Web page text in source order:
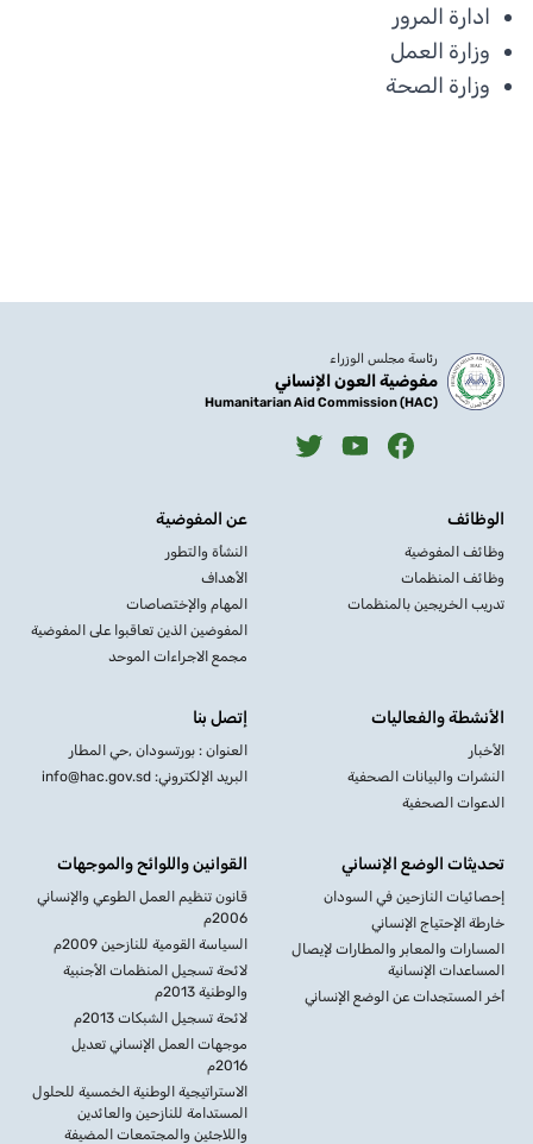
ادارة المرور
وزارة العمل
وزارة الصحة
رئاسة مجلس الوزراء
مفوضية العون الإنساني
Humanitarian Aid Commission (HAC)
الوظائف
وظائف المفوضية
وظائف المنظمات
تدريب الخريجين بالمنظمات
عن المفوضية
النشأة والتطور
الأهداف
المهام والإختصاصات
المفوضين الذين تعاقبوا على المفوضية
مجمع الاجراءات الموحد
الأنشطة والفعاليات
الأخبار
النشرات والبيانات الصحفية
الدعوات الصحفية
إتصل بنا
العنوان : بورتسودان ,حي المطار
البريد الإلكتروني: info@hac.gov.sd
تحديثات الوضع الإنساني
إحصائيات النازحين في السودان
خارطة الإحتياج الإنساني
المسارات والمعابر والمطارات لإيصال
المساعدات الإنسانية
أخر المستجدات عن الوضع الإنساني
القوانين واللوائح والموجهات
قانون تنظيم العمل الطوعي والإنساني
2006م
السياسة القومية للنازحين 2009م
لائحة تسجيل المنظمات الأجنبية
والوطنية 2013م
لائحة تسجيل الشبكات 2013م
موجهات العمل الإنساني تعديل
2016م
الاستراتيجية الوطنية الخمسية للحلول
المستدامة للنازحين والعائدين
واللاجئين والمجتمعات المضيفة